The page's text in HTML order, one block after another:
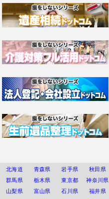
北海道 青森県 岩手県 秋田県
群馬県
栃木県 東京都 神奈川県
山梨県
富山県 石川県 福井県